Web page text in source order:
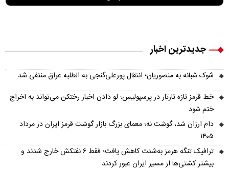
جدیدترین اخبار
شوک شبانه به منصوریان؛ انتقال پورعلی‌گنجی به الطلبه عراق منتفی شد
خط قرمز تازه تارتار در پرسپولیس؛ لو دادن اخبار رختکن می‌تواند به اخراج
ختم شود
دام ارزان شد، گوشت نه؛ معمای بزرگ بازار گوشت قرمز ایران در مرداد
۱۴۰۵
ترافیک تنگه هرمز به‌شدت کاهش یافت؛ فقط ۶ نفتکش خارج شدند و
بیشتر کشتی‌ها از مسیر ایران عبور کردند